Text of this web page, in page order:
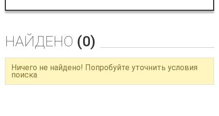
НАЙДЕНО (0)
Ничего не найдено! Попробуйте уточнить условия
поиска